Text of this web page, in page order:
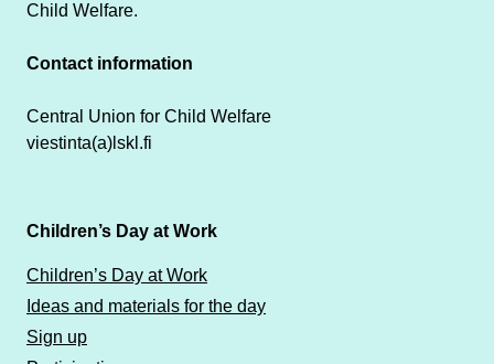
Child Welfare.
Contact information
Central Union for Child Welfare
viestinta(a)lskl.fi
Children’s Day at Work
Children’s Day at Work
Ideas and materials for the day
Sign up